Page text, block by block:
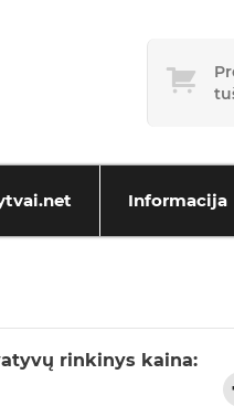
Informacija
rinkinys kaina: